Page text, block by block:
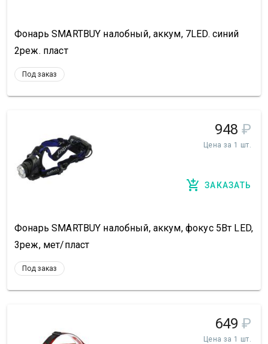
Фонарь SMARTBUY налобный, аккум, 7LED. синий
2реж. пласт
Под заказ
948 ₽
Цена за 1 шт.
ЗАКАЗАТЬ
Фонарь SMARTBUY налобный, аккум, фокус 5Вт LED,
3реж, мет/пласт
Под заказ
649 ₽
Цена за 1 шт.